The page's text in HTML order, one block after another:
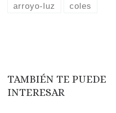
arroyo-luz coles
TAMBIÉN TE PUEDE
INTERESAR